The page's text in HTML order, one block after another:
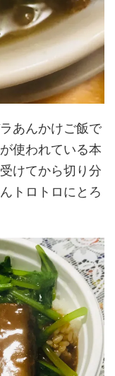
あんかけご飯で
使われている本
けてから切り分
トロトロにとろ